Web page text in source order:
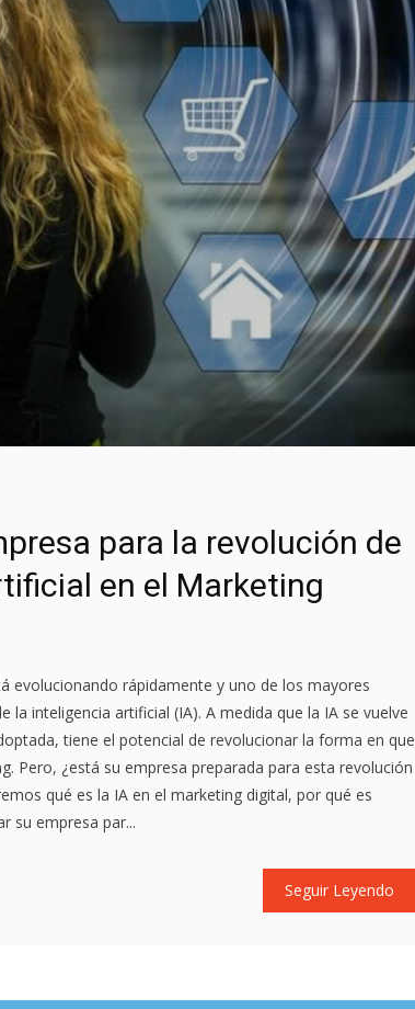
para la revolución de
en el Marketing
evolucionando rápidamente y uno de los mayores
la inteligencia artificial (IA). A medida que la IA se vuelve
tiene el potencial de revolucionar la forma en que
Pero, ¿está su empresa preparada para esta revolución
qué es la IA en el marketing digital, por qué es
su empresa par...
Seguir Leyendo